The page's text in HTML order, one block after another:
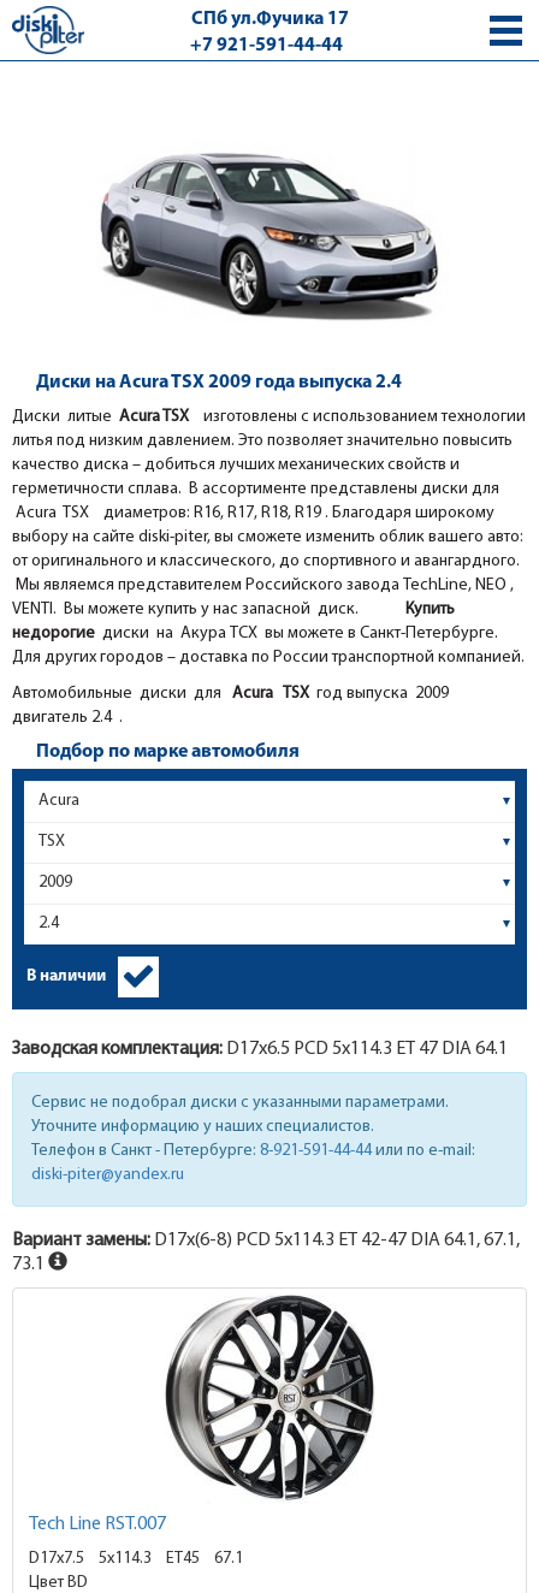
СПб ул.Фучика 17
+7 921-591-44-44
Диски на Acura TSX 2009 года выпуска 2.4
Диски литые Acura TSX изготовлены с использованием технологии
литья под низким давлением. Это позволяет значительно повысить
качество диска – добиться лучших механических свойств и
герметичности сплава. В ассортименте представлены диски для
Acura TSX диаметров: R16, R17, R18, R19 . Благодаря широкому
выбору на сайте diski-piter, вы сможете изменить облик вашего авто:
от оригинального и классического, до спортивного и авангардного.
Мы являемся представителем Российского завода TechLine, NEO ,
VENTI. Вы можете купить у нас запасной диск. Купить
недорогие диски на Акура ТСХ вы можете в Санкт-Петербурге.
Для других городов – доставка по России транспортной компанией.
Автомобильные диски для
Acura TSXгод выпуска 2009
двигатель 2.4 .
Подбор по марке автомобиля
В наличии
Заводская комплектация: D17x6.5 PCD 5x114.3 ET 47 DIA 64.1
Сервис не подобрал диски с указанными параметрами.
Уточните информацию у наших специалистов.
Телефон в Санкт - Петербурге: 8-921-591-44-44или по e-mail:
diski-piter@yandex.ru
Вариант замены: D17x(6-8) PCD 5x114.3 ET 42-47 DIA 64.1, 67.1,
73.1
Tech Line RST.007
D17x7.5 5x114.3 ET45
67.1
Цвет BD